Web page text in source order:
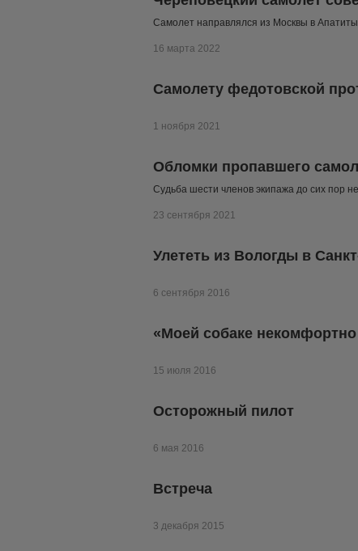
Самолет направлялся из Москвы в Апатиты
16 марта 2022
Самолету федотовской
1 ноября 2021
Обломки пропавшего
Судьба шести членов экипажа до сих пор
23 сентября 2021
Улететь из Вологды в
6 сентября 2016
«Моей собаке
15 июля 2016
Осторожный пилот
6 мая 2016
Встреча
3 декабря 2015